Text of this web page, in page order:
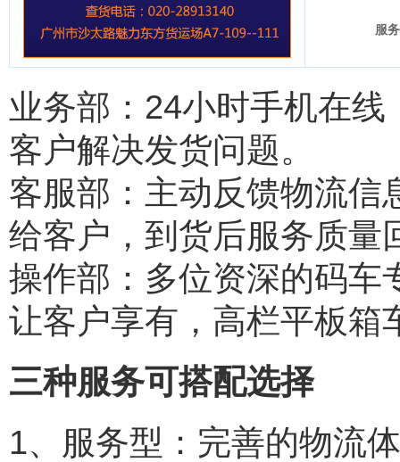
服
业务部：24小时手机在
客户解决发货问题。
客服部：主动反馈物流信
给客户，到货后服务质量
操作部：多位资深的码车
让客户享有，高栏平板箱
三种服务可搭配选择
1、服务型：完善的物流